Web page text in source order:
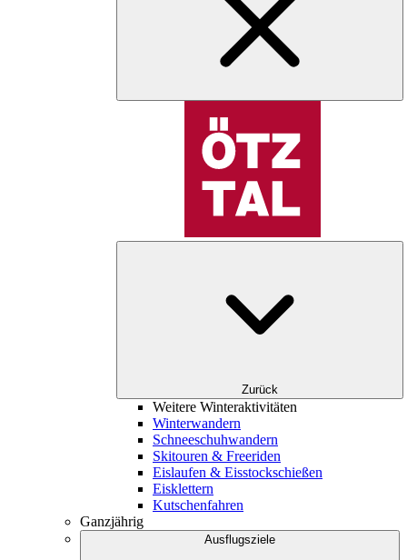
Zurück
Weitere Winteraktivitäten
Winterwandern
Schneeschuhwandern
Skitouren & Freeriden
Eislaufen & Eisstockschießen
Eisklettern
Kutschenfahren
Ganzjährig
Ausflugsziele